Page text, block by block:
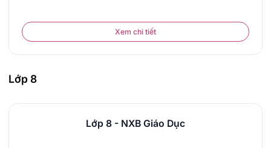
Xem chi tiết
Lớp 8
Lớp 8 - NXB Giáo Dục